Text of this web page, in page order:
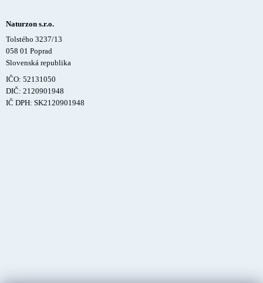
Naturzon s.r.o.
Tolstého 3237/13
058 01 Poprad
Slovenská republika
IČO: 52131050
DIČ: 2120901948
IČ DPH: SK2120901948